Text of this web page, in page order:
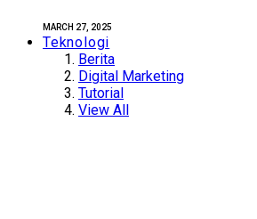
MARCH 27, 2025
Teknologi
Berita
Digital Marketing
Tutorial
View All